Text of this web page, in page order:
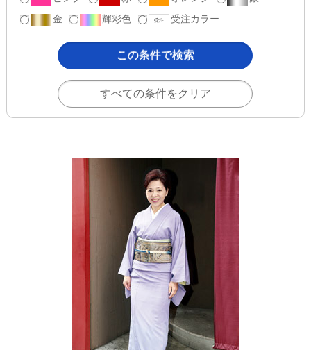
金
輝彩色 受注カラー